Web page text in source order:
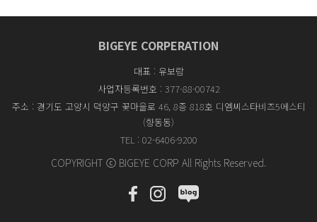
BIGEYE CORPERATION
대표 : 유보람
사업자등록번호 : 377-88-00742
주소 : 경기도 고양시 덕양구 꽃마을로 46, 8층 818호 디엠씨스타비즈5에스티
(향동동)
TEL : 02-6406-9200
COPYRIGHT ⓒ BIGEYE CORP All Rights Reserved.